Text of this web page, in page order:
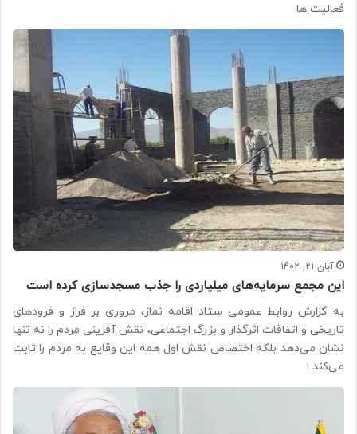
فعالیت ها
آبان 21, 1402
این مجمع سرمایه‌های میلیاردی را جذب مسجدسازی کرده است
به گزارش روابط عمومی ستاد اقامه نماز، مروری بر فراز و فرودهای
تاریخی و اتفاقات اثرگذار و بزرگ اجتماعی، نقش آفرینی مردم را نه تنها
نشان می‌دهد بلکه اختصاص نقش اول همه این وقایع به مردم را ثابت
می‌کند ا